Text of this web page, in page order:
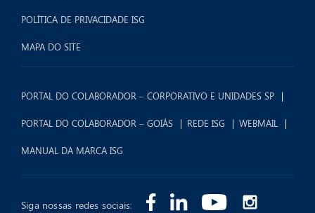
POLÍTICA DE PRIVACIDADE ISG
MAPA DO SITE
PORTAL DO COLABORADOR – CORPORATIVO E UNIDADES SP
PORTAL DO COLABORADOR – GOIÁS REDE ISG WEBMAIL
MANUAL DA MARCA ISG
Siga nossas redes sociais: